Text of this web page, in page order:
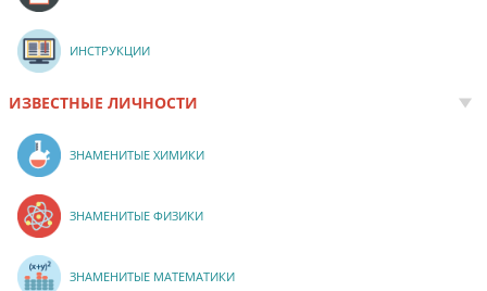
ИНСТРУКЦИИ
ИЗВЕСТНЫЕ ЛИЧНОСТИ
ЗНАМЕНИТЫЕ ХИМИКИ
ЗНАМЕНИТЫЕ ФИЗИКИ
ЗНАМЕНИТЫЕ МАТЕМАТИКИ